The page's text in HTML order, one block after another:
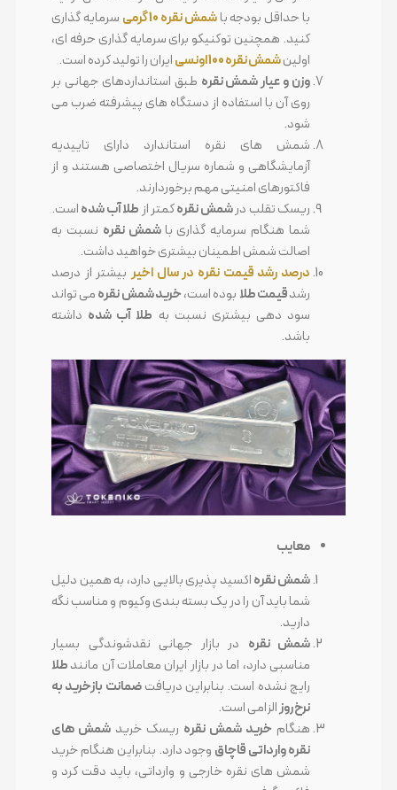
با حداقل بودجه باشمش نقره 10 گرمی
سرمایه گذاری
کنید. همچنین توکنیکو برای سرمایه گذاری حرفه ای،
اولینشمش نقره 100 اونسی
ایران را تولید کرده است.
وزن و عیار شمش نقره طبق استانداردهای جهانی بر
روی آن با استفاده از دستگاه های پیشرفته ضرب می
شود.
شمش های نقره استاندارد دارای تاییدیه
آزمایشگاهی و شماره سریال اختصاصی هستند و از
فاکتورهای امنیتی مهم برخوردارند.
ریسک تقلب درشمش نقرهکمتر از طلا آب شدهاست.
شما هنگام سرمایه گذاری با شمش نقره نسبت به
اصالت شمش اطمینان بیشتری خواهید داشت.
درصد رشد قیمت نقره در سال اخیر بیشتر از درصد
رشدقیمت طلا بوده است،خرید شمش نقرهمی تواند
سود دهی بیشتری نسبت به طلا آب شده داشته
باشد.
معایب
شمش نقرهاکسید پذیری بالایی دارد، به همین دلیل
شما باید آن را در یک بسته بندی وکیوم و مناسب نگه
دارید.
شمش نقره در بازار جهانی نقدشوندگی بسیار
مناسبی دارد، اما در بازار ایران معاملات آن مانندطلا
رایج نشده است. بنابراین دریافتضمانت بازخرید به
نرخ روزالزامی است.
هنگام خرید شمش نقره ریسک خرید شمش های
نقره وارداتی قاچاق وجود دارد. بنابراین هنگام خرید
شمش های نقره خارجی و وارداتی، باید دقت کرد و